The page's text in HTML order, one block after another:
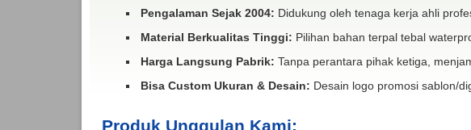
Pengalaman Sejak 2004: Didukung oleh tenaga kerja ahli
Material Berkualitas Tinggi: Pilihan bahan terpal tebal
Harga Langsung Pabrik: Tanpa perantara pihak ketiga,
Bisa Custom Ukuran & Desain: Desain logo promosi sablon/
Produk Unggulan Kami: